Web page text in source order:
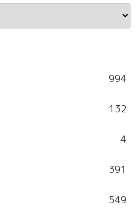
994
132
4
391
549